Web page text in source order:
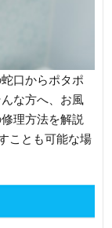
口からポタポ
な方へ、お風
理方法を解説
ことも可能な場